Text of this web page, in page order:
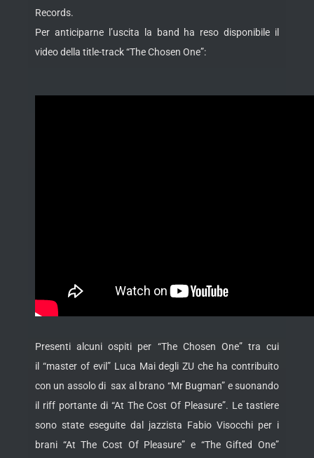
Records.
Per anticiparne l’uscita la band ha reso disponibile il
video della title-track “The Chosen One”:
Presenti alcuni ospiti per “The Chosen One” tra cui
il “master of evil” Luca Mai degli ZU che ha contribuito
con un assolo di sax al brano “Mr Bugman” e suonando
il riff portante di “At The Cost Of Pleasure”. Le tastiere
sono state eseguite dal jazzista Fabio Visocchi per i
brani “At The Cost Of Pleasure” e “The Gifted One”